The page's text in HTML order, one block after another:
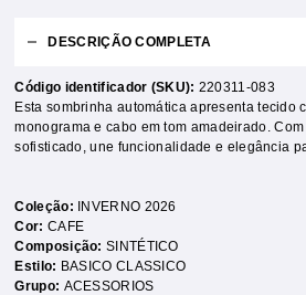
DESCRIÇÃO COMPLETA
Código identificador (SKU): 220311-083
Esta sombrinha automática apresenta tecido
monograma e cabo em tom amadeirado.
sofisticado, une funcionalidade e elegância
Coleção:
INVERNO 2026
Cor: CAFE
Composição:SINTÉTICO
Estilo: BASICO CLASSICO
Grupo: ACESSORIOS